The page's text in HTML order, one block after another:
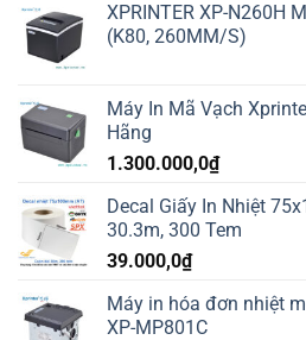
XPRINTER XP-N260H
(K80, 260MM/S)
Máy In Mã Vạch
Hãng
1.300.000,0₫
Decal Giấy In Nhiệt
30.3m, 300 Tem
39.000,0₫
Máy in hóa đơn nhiệt
XP-MP801C